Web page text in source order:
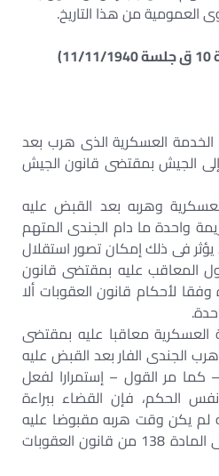
العمومية من هذا التاريخ.
العسكرية الذى هرب بعد
الجيش بمقتضى قانون الجيش
وهربه بعد القبض عليه
واحدة ما دام الجندى المتهم
فى ذلك إمكان تصور استقلال
المعاقب عليه بمقتضى قانون
لأحكام قانون العقوبات ألا
العسكرية معاقبا عليه بمقتضى
الجندى الفار بعد القبض عليه
مر القول – إستمرارا لفعل
الحكم، فإن القضاء ببراءة
لم يكن وقت هربه مقبوضا عليه
قانونا بالمعنى المقصود فى المادة 138 من قانون العقوبات